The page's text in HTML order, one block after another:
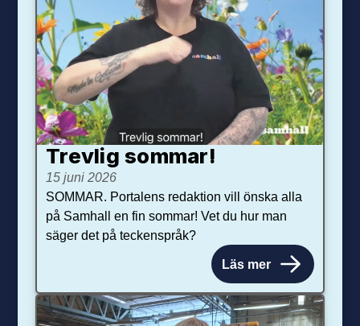
Trevlig sommar!
15 juni 2026
SOMMAR. Portalens redaktion vill önska alla
på Samhall en fin sommar! Vet du hur man
säger det på teckenspråk?
Läs mer